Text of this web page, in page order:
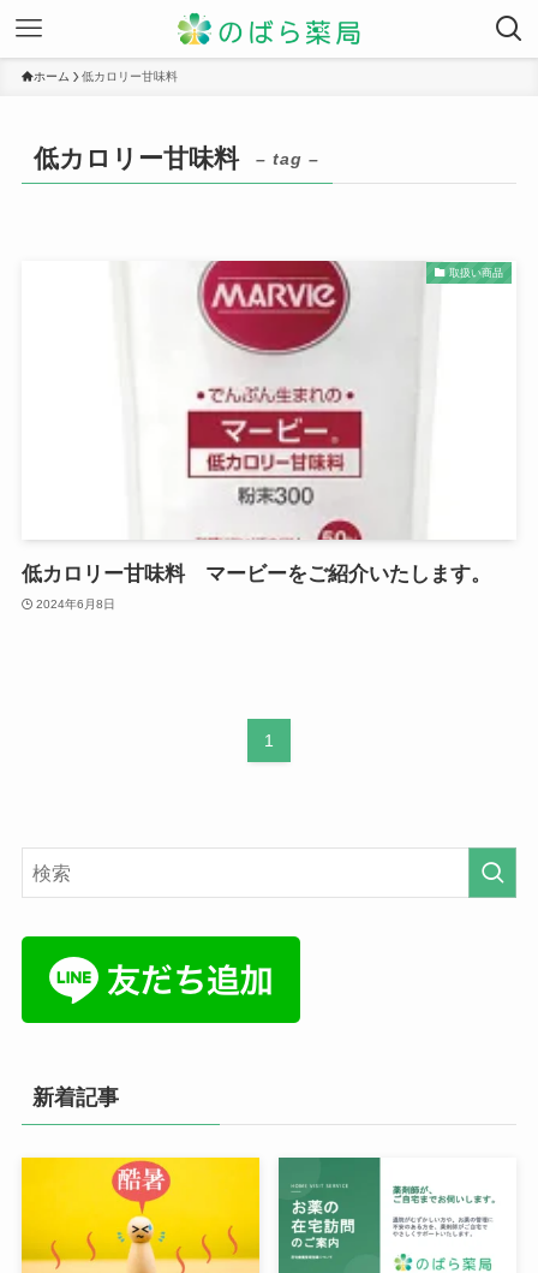
ホーム 低カロリー甘味料
低カロリー甘味料 – tag –
取扱い商品
低カロリー甘味料 マービーをご紹介いたします。
2024年6月8日
1
新着記事